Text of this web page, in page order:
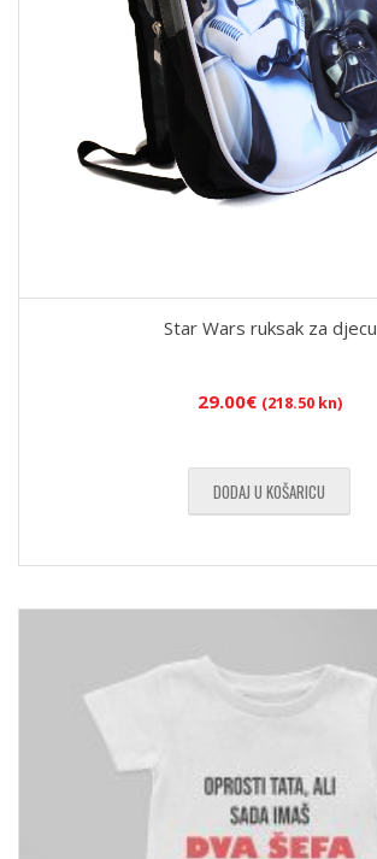
Star Wars ruksak za djecu
29.00€ (218.50 kn)
DODAJ U KOŠARICU